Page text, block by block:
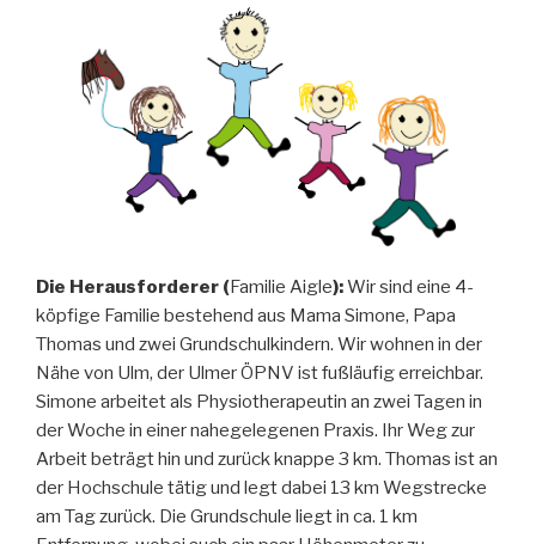
Die Herausforderer (Familie Aigle):Wir sind eine 4-
köpfige Familie bestehend aus Mama Simone, Papa
Thomas und zwei Grundschulkindern. Wir wohnen in der
Nähe von Ulm, der Ulmer ÖPNV ist fußläufig erreichbar.
Simone arbeitet als Physiotherapeutin an zwei Tagen in
der Woche in einer nahegelegenen Praxis. Ihr Weg zur
Arbeit beträgt hin und zurück knappe 3 km. Thomas ist an
der Hochschule tätig und legt dabei 13 km Wegstrecke
am Tag zurück. Die Grundschule liegt in ca. 1 km